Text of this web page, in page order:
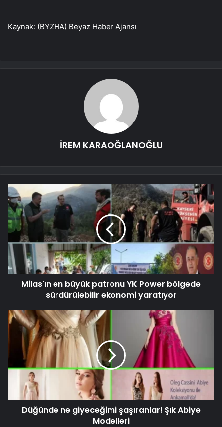
Kaynak: (BYZHA) Beyaz Haber Ajansı
İREM KARAOĞLANOĞLU
Milas'ın en büyük patronu YK Power bölgede
sürdürülebilir ekonomi yaratıyor
Düğünde ne giyeceğimi şaşıranlar! Şık Abiye
Modelleri